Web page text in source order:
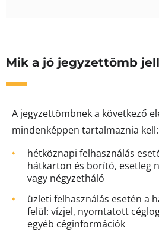
Mik a jó jegyzettömb
A jegyzettömbnek a következő
mindenképpen tartalmaznia kell:
hétköznapi felhasználás
hátkarton és borító, esetleg
vagy négyzetháló
üzleti felhasználás esetén a
felül: vízjel, nyomtatott
egyéb céginformációk